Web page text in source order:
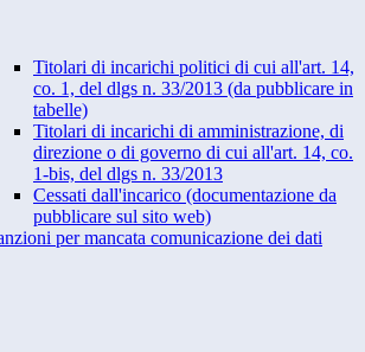
Titolari di incarichi politici di cui all'art. 14,
co. 1, del dlgs n. 33/2013 (da pubblicare in
tabelle)
Titolari di incarichi di amministrazione, di
direzione o di governo di cui all'art. 14, co.
1-bis, del dlgs n. 33/2013
Cessati dall'incarico (documentazione da
pubblicare sul sito web)
per mancata comunicazione dei dati